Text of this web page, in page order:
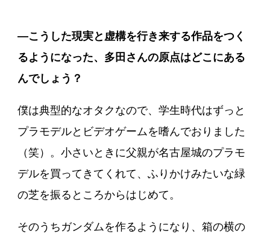
―こうした現実と虚構を行き来する作品をつく
るようになった、多田さんの原点はどこにある
んでしょう？
僕は典型的なオタクなので、学生時代はずっと
プラモデルとビデオゲームを嗜んでおりました
（笑）。小さいときに父親が名古屋城のプラモ
デルを買ってきてくれて、ふりかけみたいな緑
の芝を振るところからはじめて。
そのうちガンダムを作るようになり、箱の横の